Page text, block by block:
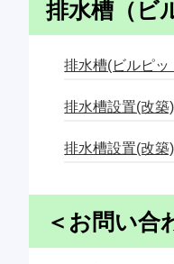
排水槽（ビ
排水槽(ビルピ
排水槽設置(改
排水槽設置(改
＜お問い合